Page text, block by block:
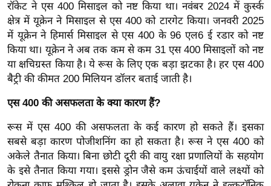
रे
लू
नु
स्खे
प
ट
न
स्थ
ल
फि
रॉकेट ने एस 400 मिसाइल को नष्ट किया था। नवंबर 2024 में कुर्स्क
क्षेत्र में यूक्रेन ने मिसाइल से एस 400 को टारगेट किया। जनवरी 2025
में यूक्रेन ने हिमार्स मिसाइल से एस 400 के 96 एल6 ई रडार को नष्ट
किया था। यूक्रेन ने अब तक कम से कम 31 एस 400 मिसाइलों को नष्ट
या क्षचिग्रस्त किया है। ये रूस के लिए एक बड़ा झटका है। हर एस 400
बैट्री की कीमत 200 मिलियन डॉलर बताई जाती है।
एस 400 की असफलता के क्या कारण हैं?
रूस में एस 400 की असफलता के कई कारण हो सकते हैं। इसका
सबसे बड़ा कारण पोजीशनिंग का हो सकता है। रूस ने एस 400 को
अकेले तैनात किया। बिना छोटी दूरी की वायु रक्षा प्रणालियों के सहयोग
के इसे तैनात किया गया। इससे ड्रोन जैसे कम ऊंचाईयों वाले लक्ष्यों को